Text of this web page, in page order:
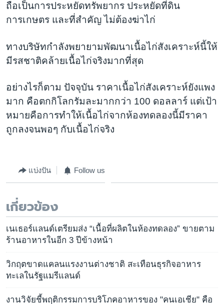
ถือเป็นการประหยัดทรัพยากร ประหยัดที่ดิน
การเกษตร และที่สำคัญ ไม่ต้องฆ่าไก่
ทางบริษัทกำลังพยายามพัฒนาเนื้อไก่สังเคราะห์นี้ให้
มีรสชาติคล้ายเนื้อไก่จริงมากที่สุด
อย่างไรก็ตาม ปัจจุบัน ราคาเนื้อไก่สังเคราะห์ยังแพง
มาก คือตกกิโลกรัมละมากกว่า 100 ดอลลาร์ แต่เป้า
หมายคือการทำให้เนื้อไก่จากห้องทดลองนี้มีราคา
ถูกลงจนพอๆ กับเนื้อไก่จริง
แบ่งปัน Follow us
เกี่ยวข้อง
เนเธอร์แลนด์เตรียมส่ง “เนื้อที่ผลิตในห้องทดลอง” ขายตาม
ร้านอาหารในอีก 3 ปีข้างหน้า
วิกฤตขาดแคลนแรงงานต่างชาติ สะเทือนธุรกิจอาหาร
ทะเลในรัฐแมรีแลนด์
งานวิจัยชี้พฤติกรรมการบริโภคอาหารของ "คนเอเชีย" คือ